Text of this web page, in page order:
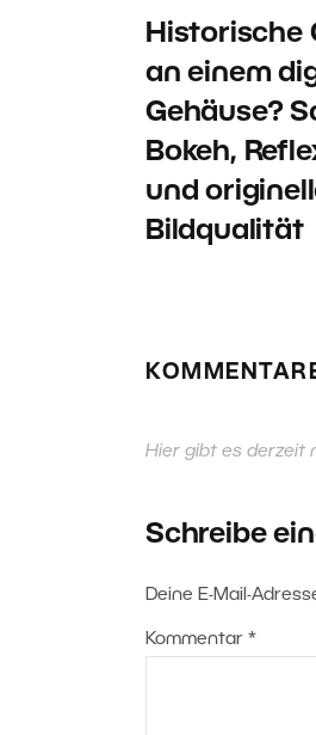
Historische
an einem
Gehäuse?
Bokeh,
und
Bildqualität
Hier gibt es derzeit
Schreibe
Deine E-Mail-
Kommentar *